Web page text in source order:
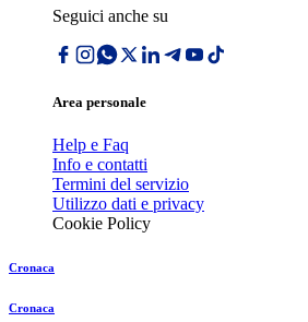
Seguici anche su
Area personale
Help e Faq
Info e contatti
Termini del servizio
Utilizzo dati e privacy
Cookie Policy
Cronaca
Cronaca